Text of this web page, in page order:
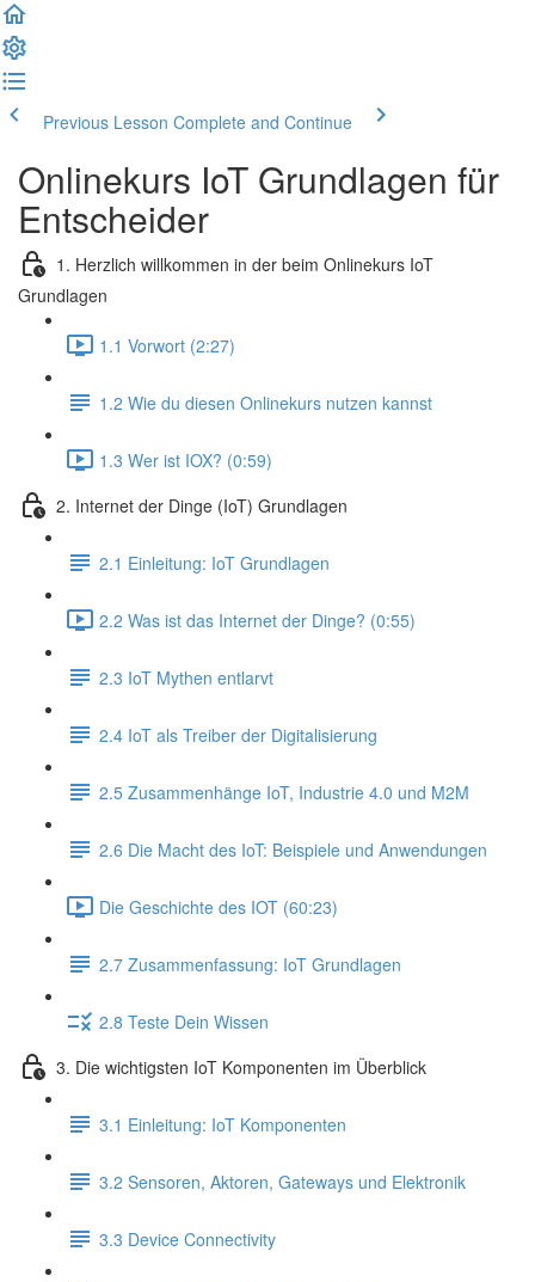
Previous Lesson Complete and Continue
Onlinekurs IoT Grundlagen für
Entscheider
1. Herzlich willkommen in der beim Onlinekurs IoT
Grundlagen
1.1 Vorwort (2:27)
1.2 Wie du diesen Onlinekurs nutzen kannst
1.3 Wer ist IOX? (0:59)
2. Internet der Dinge (IoT) Grundlagen
2.1 Einleitung: IoT Grundlagen
2.2 Was ist das Internet der Dinge? (0:55)
2.3 IoT Mythen entlarvt
2.4 IoT als Treiber der Digitalisierung
2.5 Zusammenhänge IoT, Industrie 4.0 und M2M
2.6 Die Macht des IoT: Beispiele und Anwendungen
Die Geschichte des IOT (60:23)
2.7 Zusammenfassung: IoT Grundlagen
2.8 Teste Dein Wissen
3. Die wichtigsten IoT Komponenten im Überblick
3.1 Einleitung: IoT Komponenten
3.2 Sensoren, Aktoren, Gateways und Elektronik
3.3 Device Connectivity